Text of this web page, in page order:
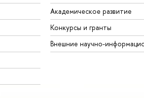
Академическое развитие
Конкурсы и гранты
Внешние научно-